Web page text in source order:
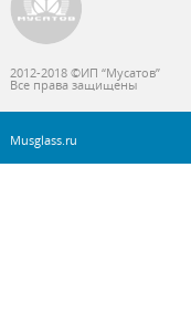
2012-2018 ©ИП “Мусатов”
Все права защищены
Musglass.ru